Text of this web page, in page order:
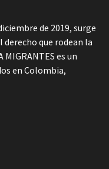
de 2019, surge
que rodean la
es un
en Colombia,